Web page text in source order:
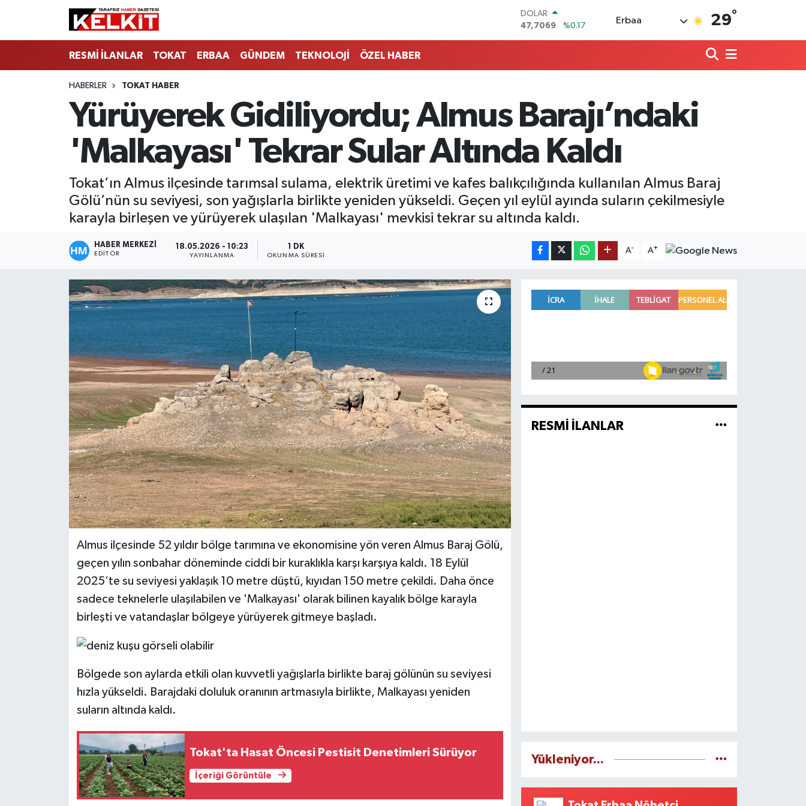
DOLAR
47,7069
%0.17
BİST100
13.887
%64
64.360,53
%-0.76
Erbaa 29°
RESMİ İLANLAR TOKAT ERBAA GÜNDEM TEKNOLOJİ ÖZEL HABER
HABERLER TOKAT HABER
Yürüyerek Gidiliyordu; Almus Barajı’ndaki
'Malkayası' Tekrar Sular Altında Kaldı
Tokat’ın Almus ilçesinde tarımsal sulama, elektrik üretimi ve kafes balıkçılığında kullanılan Almus Baraj
Gölü’nün su seviyesi, son yağışlarla birlikte yeniden yükseldi. Geçen yıl eylül ayında suların çekilmesiyle
karayla birleşen ve yürüyerek ulaşılan 'Malkayası' mevkisi tekrar su altında kaldı.
HABER MERKEZİ
EDITÖR
18.05.2026 - 10:23
YAYINLANMA
1 DK
OKUNMA SÜRESI
A- A+
Almus ilçesinde 52 yıldır bölge tarımına ve ekonomisine yön veren Almus Baraj Gölü,
geçen yılın sonbahar döneminde ciddi bir kuraklıkla karşı karşıya kaldı. 18 Eylül
2025’te su seviyesi yaklaşık 10 metre düştü, kıyıdan 150 metre çekildi. Daha önce
sadece teknelerle ulaşılabilen ve 'Malkayası' olarak bilinen kayalık bölge karayla
birleşti ve vatandaşlar bölgeye yürüyerek gitmeye başladı.
Bölgede son aylarda etkili olan kuvvetli yağışlarla birlikte baraj gölünün su seviyesi
hızla yükseldi. Barajdaki doluluk oranının artmasıyla birlikte, Malkayası yeniden
suların altında kaldı.
Tokat'ta Hasat Öncesi Pestisit Denetimleri Sürüyor
İçeriği Görüntüle
RESMİ İLANLAR
Yükleniyor...